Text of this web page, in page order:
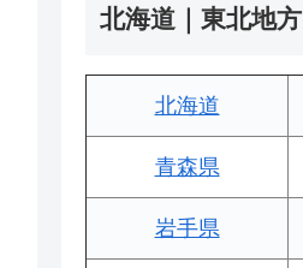
北海道｜東北地方
北海道
青森県
岩手県